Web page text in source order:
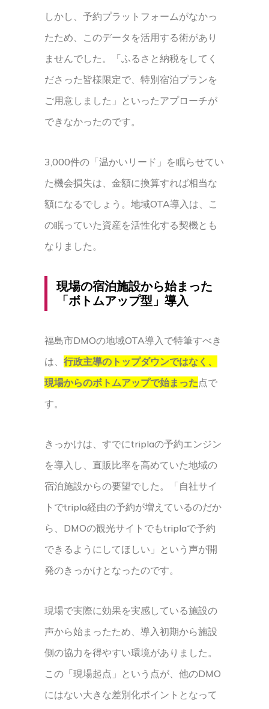
しかし、予約プラットフォームがなかっ
たため、このデータを活用する術があり
ませんでした。「ふるさと納税をしてく
ださった皆様限定で、特別宿泊プランを
ご用意しました」といったアプローチが
できなかったのです。
3,000件の「温かいリード」を眠らせてい
た機会損失は、金額に換算すれば相当な
額になるでしょう。地域OTA導入は、こ
の眠っていた資産を活性化する契機とも
なりました。
現場の宿泊施設から始まった
「ボトムアップ型」導入
福島市DMOの地域OTA導入で特筆すべき
は、 行政主導のトップダウンではなく、
現場からのボトムアップで始まった点で
す。
きっかけは、すでにtriplaの予約エンジン
を導入し、直販比率を高めていた地域の
宿泊施設からの要望でした。「自社サイ
トでtripla経由の予約が増えているのだか
ら、DMOの観光サイトでもtriplaで予約
できるようにしてほしい」という声が開
発のきっかけとなったのです。
現場で実際に効果を実感している施設の
声から始まったため、導入初期から施設
側の協力を得やすい環境がありました。
この「現場起点」という点が、他のDMO
にはない大きな差別化ポイントとなって